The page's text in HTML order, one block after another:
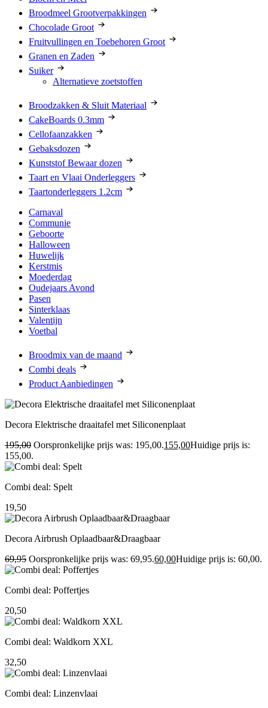
Broodmeel Grootverpakkingen
Chocolade Groot
Fruitvullingen en Toebehoren Groot
Granen en Zaden
Suiker
Alternatieve zoetstoffen
Broodzakken & Sluit Materiaal
CakeBoards 0.3mm
Cellofaanzakken
Gebaksdozen
Kunststof Bewaar dozen
Taart en Vlaai Onderleggers
Taartonderleggers 1.2cm
Carnaval
Communie
Geboorte
Halloween
Huwelijk
Kerstmis
Moederdag
Oudejaars Avond
Pasen
Sinterklaas
Valentijn
Voetbal
Broodmix van de maand
Combi deals
Product Aanbiedingen
Decora Elektrische draaitafel met Siliconenplaat
195,00 Oorspronkelijke prijs was: 195,00.155,00Huidige prijs is:
155,00.
Combi deal: Spelt
19,50
Decora Airbrush Oplaadbaar&Draagbaar
69,95 Oorspronkelijke prijs was: 69,95.60,00Huidige prijs is: 60,00.
Combi deal: Poffertjes
20,50
Combi deal: Waldkorn XXL
32,50
Combi deal: Linzenvlaai